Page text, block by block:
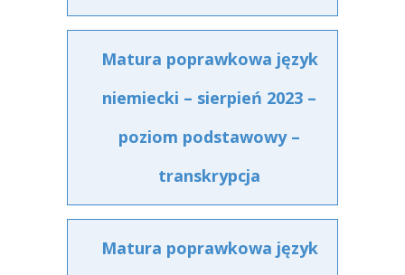
Matura poprawkowa język
niemiecki – sierpień 2023 –
poziom podstawowy –
transkrypcja
Matura poprawkowa język